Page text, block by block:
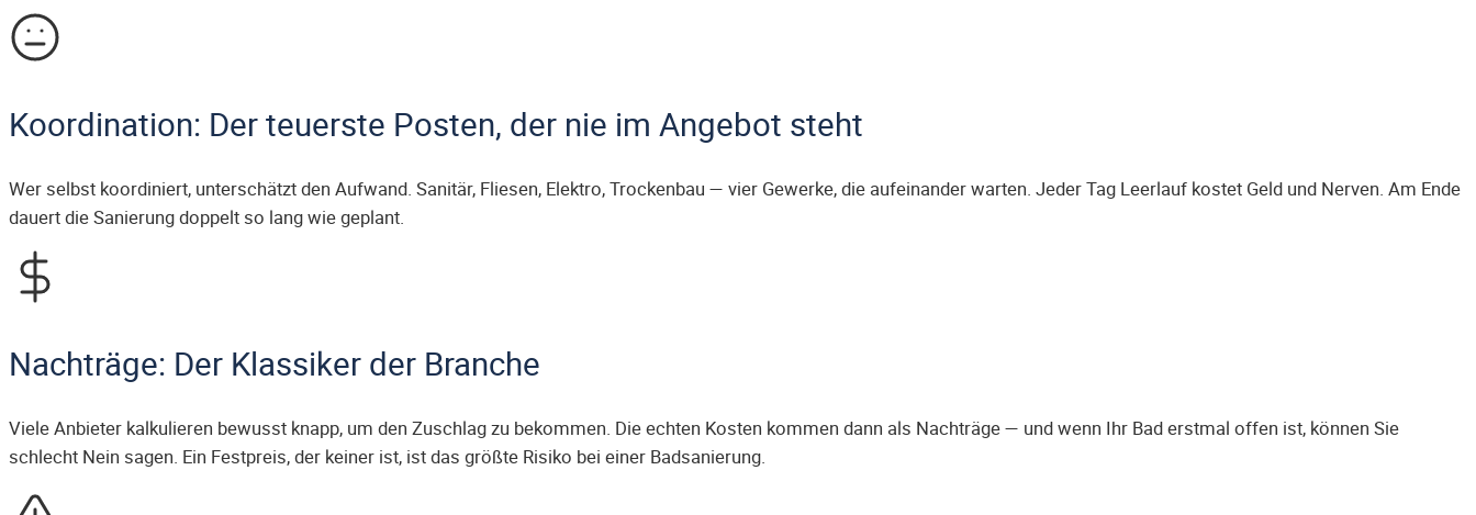
Koordination: Der teuerste Posten, der nie im Angebot steht
Wer selbst koordiniert, unterschätzt den Aufwand. Sanitär, Fliesen, Elektro, Trockenbau — vier Gewerke, die aufeinander warten. Jeder Tag Leerlauf kostet Geld und Nerven. Am Ende
dauert die Sanierung doppelt so lang wie geplant.
Nachträge: Der Klassiker der Branche
Viele Anbieter kalkulieren bewusst knapp, um den Zuschlag zu bekommen. Die echten Kosten kommen dann als Nachträge — und wenn Ihr Bad erstmal offen ist, können Sie
schlecht Nein sagen. Ein Festpreis, der keiner ist, ist das größte Risiko bei einer Badsanierung.